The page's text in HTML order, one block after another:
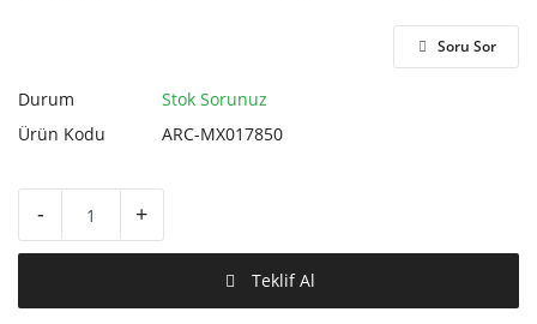
Giriş
Hesap Oluştur
Soru Sor
Durum
Stok Sorunuz
Ürün Kodu
ARC-MX017850
- +
Teklif Al